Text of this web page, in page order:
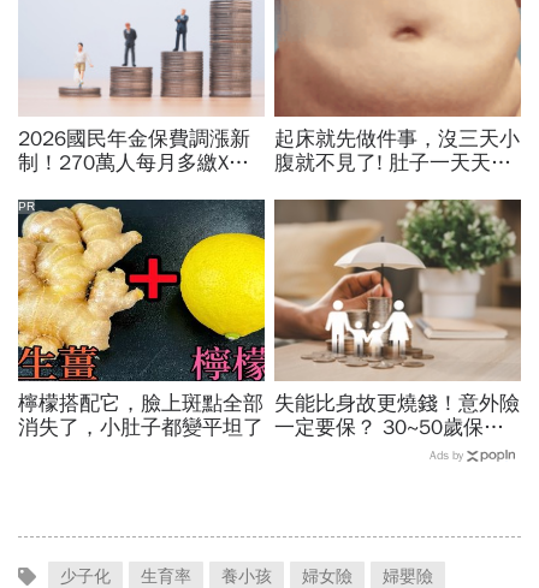
2026國民年金保費調漲新
制！270萬人每月多繳X
費率對照表…不繳費會怎
樣？
起床就先做件事，沒三天小
腹就不見了! 肚子一天天變
檸檬搭配它，臉上斑點全部
消失了，小肚子都變平坦了
PR
失能比身故更燒錢！意外險
一定要保？ 30~50歲保險
這樣規畫，CP值最高
Ads by
少子化 生育率 養小孩 婦女險 婦嬰險